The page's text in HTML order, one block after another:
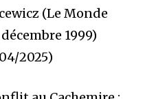
(Le Monde
1999)
2025)